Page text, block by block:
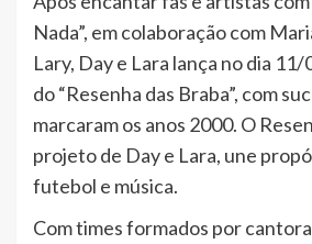
Nada”, em colaboração com
Lary, Day e Lara lança no dia
do “Resenha das Braba”, com
marcaram os anos 2000. O
projeto de Day e Lara, une
futebol e música.
Com times formados por